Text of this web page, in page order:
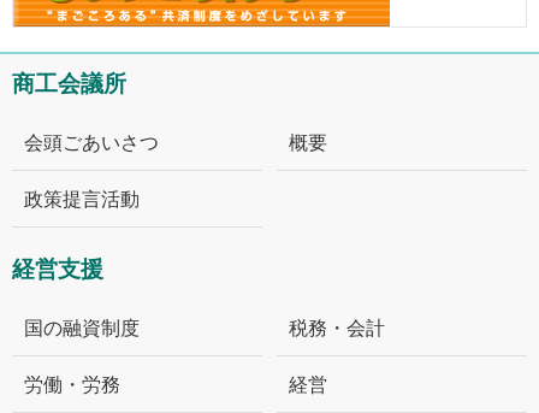
商工会議所
会頭ごあいさつ 概要
政策提言活動
経営支援
国の融資制度 税務・会計
労働・労務 経営